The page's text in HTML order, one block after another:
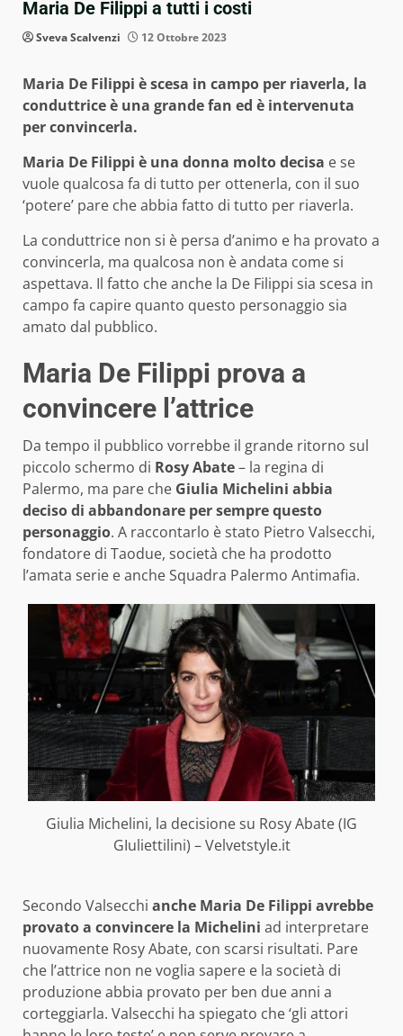
Maria De Filippi a tutti i costi
Sveva Scalvenzi 12 Ottobre 2023
Maria De Filippi è scesa in campo per riaverla, la
conduttrice è una grande fan ed è intervenuta
per convincerla.
Maria De Filippi è una donna molto decisa e se
vuole qualcosa fa di tutto per ottenerla, con il suo
‘potere’ pare che abbia fatto di tutto per riaverla.
La conduttrice non si è persa d’animo e ha provato a
convincerla, ma qualcosa non è andata come si
aspettava. Il fatto che anche la De Filippi sia scesa in
campo fa capire quanto questo personaggio sia
amato dal pubblico.
Maria De Filippi prova a
convincere l’attrice
Da tempo il pubblico vorrebbe il grande ritorno sul
piccolo schermo di Rosy Abate– la regina di
Palermo, ma pare che Giulia Michelini abbia
deciso di abbandonare per sempre questo
personaggio. A raccontarlo è stato Pietro Valsecchi,
fondatore di Taodue, società che ha prodotto
l’amata serie e anche Squadra Palermo Antimafia.
Giulia Michelini, la decisione su Rosy Abate (IG
GIuliettilini) – Velvetstyle.it
Secondo Valsecchi anche Maria De Filippi avrebbe
provato a convincere la Michelini ad interpretare
nuovamente Rosy Abate, con scarsi risultati. Pare
che l’attrice non ne voglia sapere e la società di
produzione abbia provato per ben due anni a
corteggiarla. Valsecchi ha spiegato che ‘gli attori